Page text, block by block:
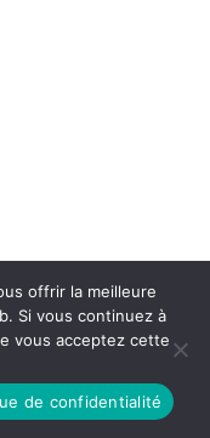
offrir la meilleure
Si vous continuez à
vous acceptez cette
de confidentialité